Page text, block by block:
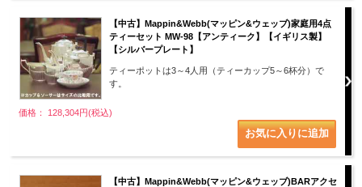
【中古】Mappin&Webb(マッピン&ウェッブ)家庭用4点
ティーセット MW-98【アンティーク】【イギリス製】
【シルバープレート】
ティーポットは3～4人用（ティーカップ5～6杯分）で
す。
価格： 128,304円(税込)
【中古】Mappin&Webb(マッピン&ウェッブ)BARアクセ